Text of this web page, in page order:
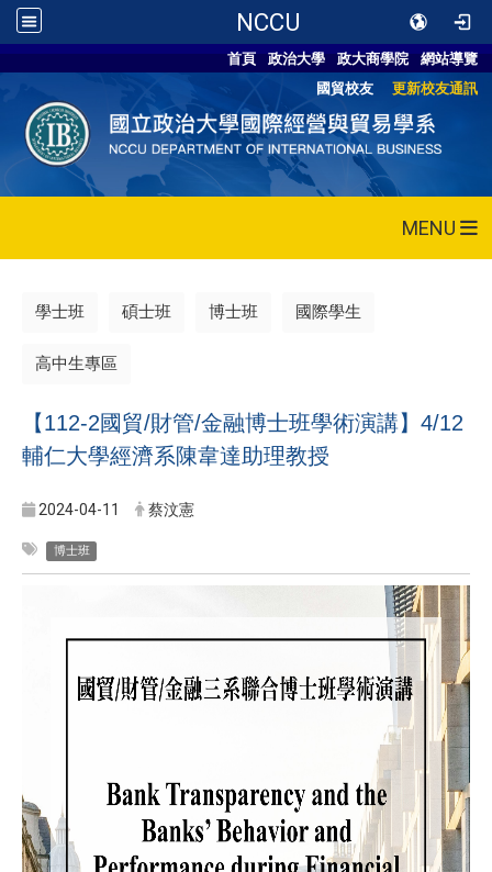
NCCU
首頁 政治大學 政大商學院
網站導覽
國貿校友
更新校友通訊
MENU
學士班 碩士班 博士班 國際學生
高中生專區
【112-2國貿/財管/金融博士班學術演講】4/12
輔仁大學經濟系陳韋達助理教授
2024-04-11 蔡汶憲
博士班